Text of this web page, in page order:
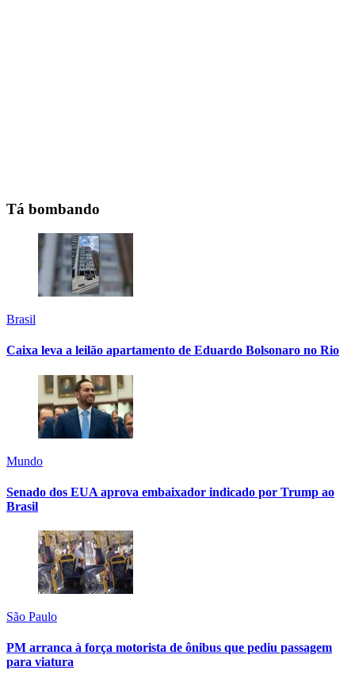
Tá bombando
Brasil
Caixa leva a leilão apartamento de Eduardo Bolsonaro no Rio
Mundo
Senado dos EUA aprova embaixador indicado por Trump ao
Brasil
São Paulo
PM arranca à força motorista de ônibus que pediu passagem
para viatura